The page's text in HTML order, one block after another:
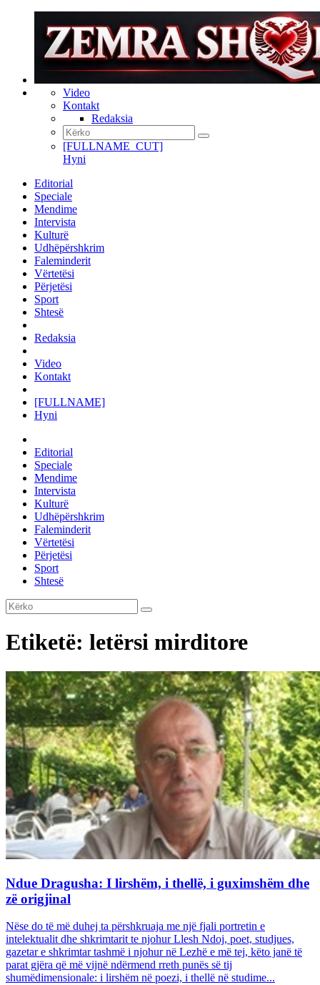
Video
Kontakt
Redaksia
[FULLNAME_CUT]
Hyni
Editorial
Speciale
Mendime
Intervista
Kulturë
Udhëpërshkrim
Faleminderit
Vërtetësi
Përjetësi
Sport
Shtesë
Redaksia
Video
Kontakt
[FULLNAME]
Hyni
Editorial
Speciale
Mendime
Intervista
Kulturë
Udhëpërshkrim
Faleminderit
Vërtetësi
Përjetësi
Sport
Shtesë
Etiketë: letërsi mirditore
Ndue Dragusha: I lirshëm, i thellë, i guximshëm dhe
zë origjinal
Nëse do të më duhej ta përshkruaja me një fjali portretin e
intelektualit dhe shkrimtarit te njohur Llesh Ndoj, poet, studjues,
gazetar e shkrimtar tashmë i njohur në Lezhë e më tej, këto janë të
parat gjëra që më vijnë ndërmend rreth punës së tij
shumëdimensionale: i lirshëm në poezi, i thellë në studime...